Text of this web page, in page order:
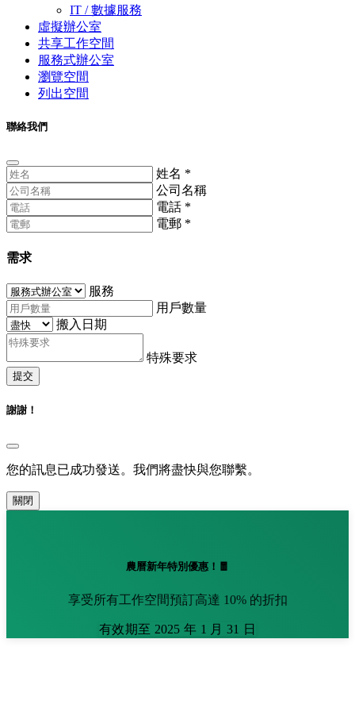
IT / 數據服務
虛擬辦公室
共享工作空間
服務式辦公室
瀏覽空間
列出空間
聯絡我們
姓名 *
公司名稱
電話 *
電郵 *
需求
服務
用戶數量
搬入日期
特殊要求
提交
謝謝！
您的訊息已成功發送。我們將盡快與您聯繫。
關閉
農曆新年特別優惠！🧧
享受所有工作空間預訂高達 10% 的折扣
有效期至 2025 年 1 月 31 日